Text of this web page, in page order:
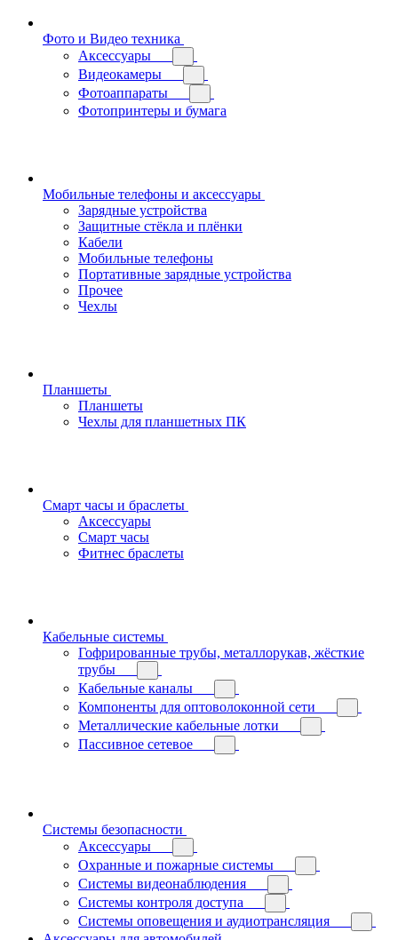
Фото и Видео техника
Аксессуары
Видеокамеры
Фотоаппараты
Фотопринтеры и бумага
Мобильные телефоны и аксессуары
Зарядные устройства
Защитные стёкла и плёнки
Кабели
Мобильные телефоны
Портативные зарядные устройства
Прочее
Чехлы
Планшеты
Планшеты
Чехлы для планшетных ПК
Смарт часы и браслеты
Аксессуары
Смарт часы
Фитнес браслеты
Кабельные системы
Гофрированные трубы, металлорукав, жёсткие
трубы
Кабельные каналы
Компоненты для оптоволоконной сети
Металлические кабельные лотки
Пассивное сетевое
Системы безопасности
Аксессуары
Охранные и пожарные системы
Системы видеонаблюдения
Системы контроля доступа
Системы оповещения и аудиотрансляция